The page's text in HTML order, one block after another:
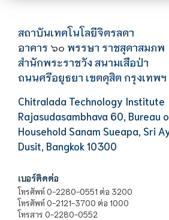
สถาบันเทคโนโลยีจิตรลดา
อาคาร ๖๐ พรรษา ราชสุดาสมภพ
สำนักพระราชวัง สนามเสือป่า
ถนนศรีอยุธยา เขตดุสิต กรุงเทพฯ
Chitralada Technology Institute
Rajasudasambhava 60, Bureau
Household Sanam Sueapa, Sri
Dusit, Bangkok 10300
เบอร์ติดต่อ
โทรศัพท์ 0-2280-0551 ต่อ 3200
โทรศัพท์ 0-2121-3700 ต่อ 1000
โทรสาร 0-2280-0552